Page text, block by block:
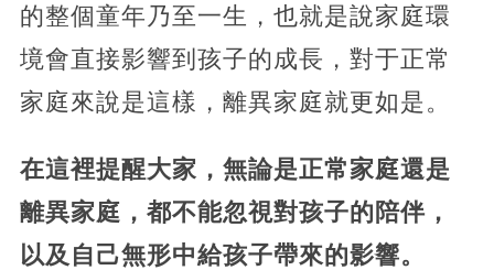
的整個童年乃至一生，也就是說家庭環
境會直接影響到孩子的成長，對于正常
家庭來說是這樣，離異家庭就更如是。
在這裡提醒大家，無論是正常家庭還是
離異家庭，都不能忽視對孩子的陪伴，
以及自己無形中給孩子帶來的影響。